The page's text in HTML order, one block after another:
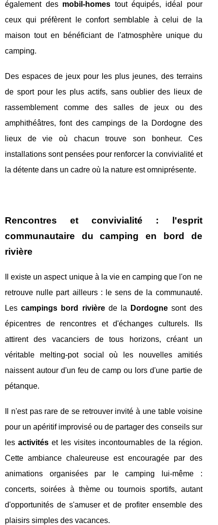
également des mobil-homes tout équipés, idéal pour
ceux qui préfèrent le confort semblable à celui de la
maison tout en bénéficiant de l'atmosphère unique du
camping.
Des espaces de jeux pour les plus jeunes, des terrains
de sport pour les plus actifs, sans oublier des lieux de
rassemblement comme des salles de jeux ou des
amphithéâtres, font des campings de la Dordogne des
lieux de vie où chacun trouve son bonheur. Ces
installations sont pensées pour renforcer la convivialité et
la détente dans un cadre où la nature est omniprésente.
Rencontres et convivialité : l'esprit
communautaire du camping en bord de
rivière
Il existe un aspect unique à la vie en camping que l'on ne
retrouve nulle part ailleurs : le sens de la communauté.
Lescampings bord rivièrede la Dordogne sont des
épicentres de rencontres et d'échanges culturels. Ils
attirent des vacanciers de tous horizons, créant un
véritable melting-pot social où les nouvelles amitiés
naissent autour d'un feu de camp ou lors d'une partie de
pétanque.
Il n'est pas rare de se retrouver invité à une table voisine
pour un apéritif improvisé ou de partager des conseils sur
lesactivités et les visites incontournables de la région.
Cette ambiance chaleureuse est encouragée par des
animations organisées par le camping lui-même :
concerts, soirées à thème ou tournois sportifs, autant
d'opportunités de s'amuser et de profiter ensemble des
plaisirs simples des vacances.